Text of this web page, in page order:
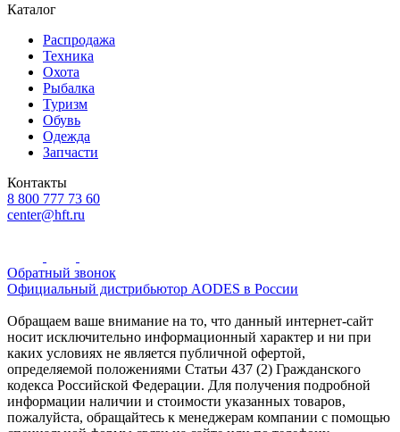
Каталог
Распродажа
Техника
Охота
Рыбалка
Туризм
Обувь
Одежда
Запчасти
Контакты
8 800 777 73 60
center@hft.ru
Обратный звонок
Официальный дистрибьютор AODES в России
Обращаем ваше внимание на то, что данный интернет-сайт
носит исключительно информационный характер и ни при
каких условиях не является публичной офертой,
определяемой положениями Статьи 437 (2) Гражданского
кодекса Российской Федерации. Для получения подробной
информации наличии и стоимости указанных товаров,
пожалуйста, обращайтесь к менеджерам компании с помощью